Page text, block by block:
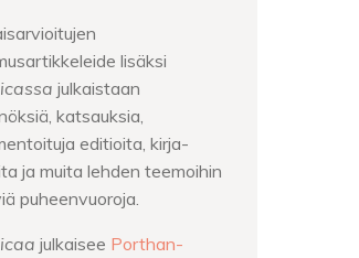
lisäksi
julkaistaan
katsauksia,
editioita, kirja-
ja muita lehden teemoihin
puheenvuoroja.
julkaisee Porthan-